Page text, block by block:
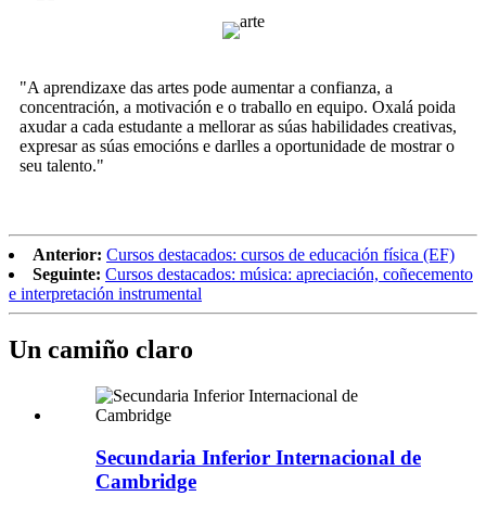
"A aprendizaxe das artes pode aumentar a confianza, a
concentración, a motivación e o traballo en equipo. Oxalá poida
axudar a cada estudante a mellorar as súas habilidades creativas,
expresar as súas emocións e darlles a oportunidade de mostrar o
seu talento."
Anterior: Cursos destacados: cursos de educación física (EF)
Seguinte: Cursos destacados: música: apreciación, coñecemento
e interpretación instrumental
Un camiño claro
Secundaria Inferior Internacional de
Cambridge